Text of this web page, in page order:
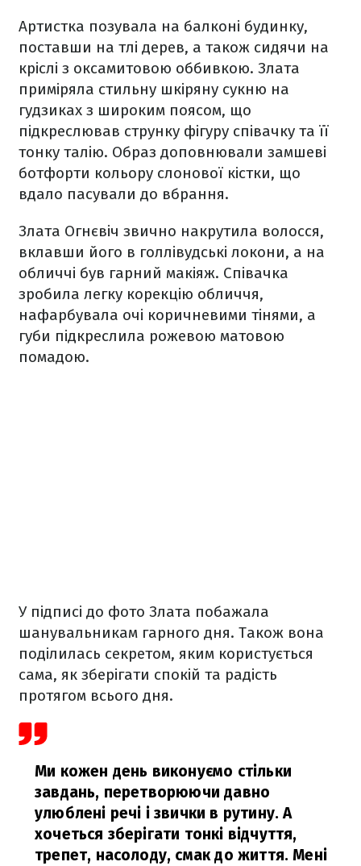
Артистка позувала на балконі будинку,
поставши на тлі дерев, а також сидячи на
кріслі з оксамитовою оббивкою. Злата
приміряла стильну шкіряну сукню на
гудзиках з широким поясом, що
підкреслював струнку фігуру співачку та її
тонку талію. Образ доповнювали замшеві
ботфорти кольору слонової кістки, що
вдало пасували до вбрання.
Злата Огнєвіч звично накрутила волосся,
вклавши його в голлівудські локони, а на
обличчі був гарний макіяж. Співачка
зробила легку корекцію обличчя,
нафарбувала очі коричневими тінями, а
губи підкреслила рожевою матовою
помадою.
У підписі до фото Злата побажала
шанувальникам гарного дня. Також вона
поділилась секретом, яким користується
сама, як зберігати спокій та радість
протягом всього дня.
Ми кожен день виконуємо стільки
завдань, перетворюючи давно
улюблені речі і звички в рутину. А
хочеться зберігати тонкі відчуття,
трепет, насолоду, смак до життя. Мені